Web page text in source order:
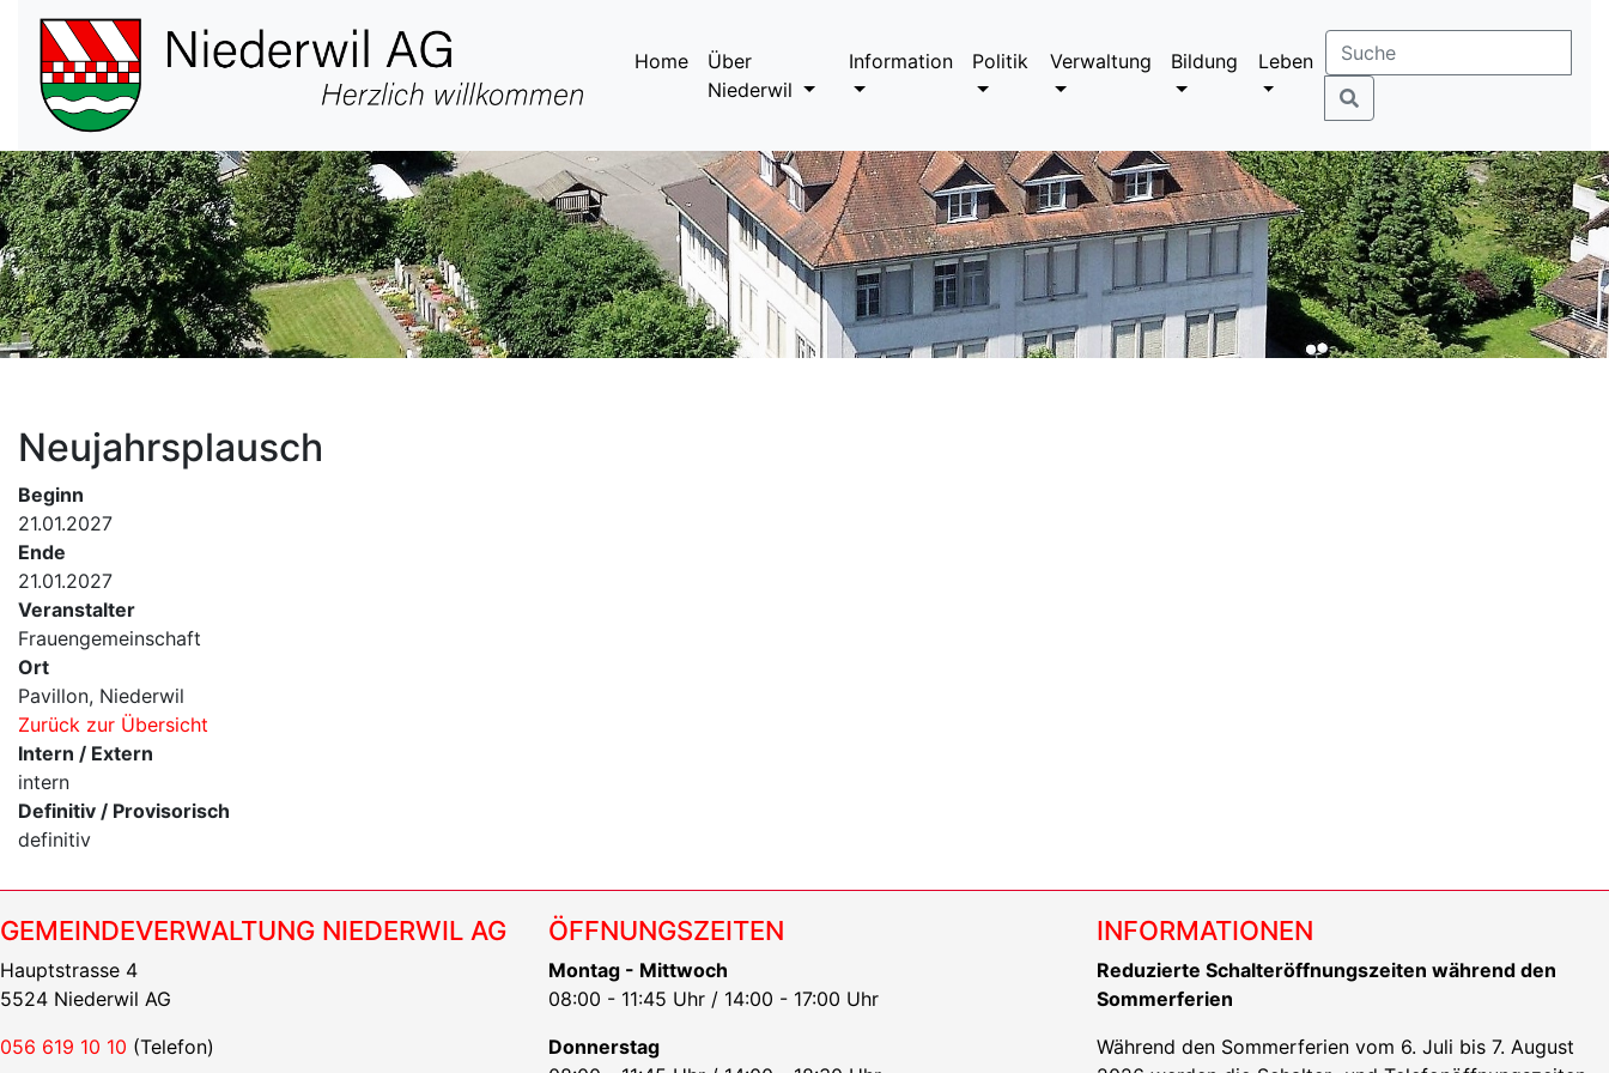
Hauptnavigation
Home
Über
Niederwil
Information Politik Verwaltung Bildung Leben
Neujahrsplausch
Beginn
21.01.2027
Ende
21.01.2027
Veranstalter
Frauengemeinschaft
Ort
Pavillon, Niederwil
Zurück zur Übersicht
Intern / Extern
intern
Definitiv / Provisorisch
definitiv
GEMEINDEVERWALTUNG NIEDERWIL AG
Hauptstrasse 4
5524 Niederwil AG
056 619 10 10 (Telefon)
ÖFFNUNGSZEITEN
Montag - Mittwoch
08:00 - 11:45 Uhr / 14:00 - 17:00 Uhr
Donnerstag
INFORMATIONEN
Reduzierte Schalteröffnungszeiten während den
Sommerferien
Während den Sommerferien vom 6. Juli bis 7. August